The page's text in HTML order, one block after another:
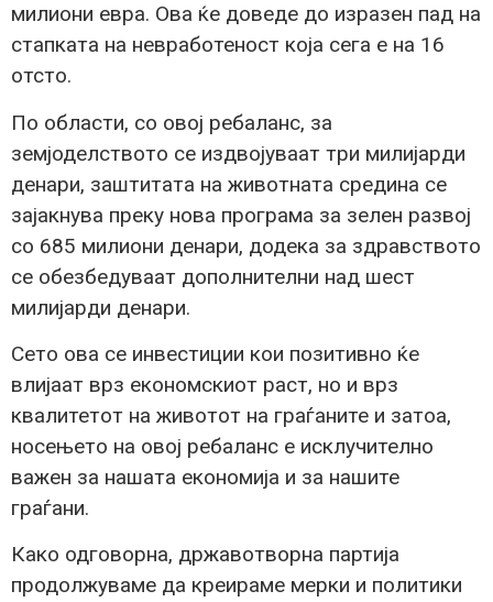
милиони евра. Ова ќе доведе до изразен пад на
стапката на невработеност која сега е на 16
отсто.
По области, со овој ребаланс, за
земјоделството се издвојуваат три милијарди
денари, заштитата на животната средина се
зајакнува преку нова програма за зелен развој
со 685 милиони денари, додека за здравството
се обезбедуваат дополнителни над шест
милијарди денари.
Сето ова се инвестиции кои позитивно ќе
влијаат врз економскиот раст, но и врз
квалитетот на животот на граѓаните и затоа,
носењето на овој ребаланс е исклучително
важен за нашата економија и за нашите
граѓани.
Како одговорна, државотворна партија
продолжуваме да креираме мерки и политики